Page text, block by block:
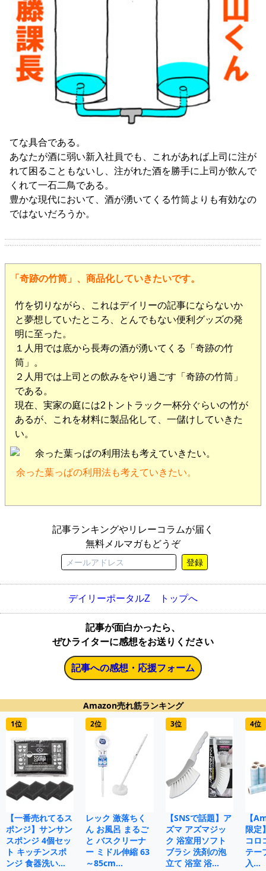
てな具合である。
あなたが酒に弱い新入社員でも、これがあれば上司に注が
れて困ることもないし、注がれた酒を勝手に上司が飲んで
くれて一石二鳥である。
豊かな現代において、酒が湧いてくる竹筒よりも有効なの
ではないだろうか。
「奇跡の竹筒」、商品化していきたいです。
竹を切りながら、これはデイリーの記事にならないか
と夢想していたところ、とんでもない便利グッズの発
明に至った。
１人用では底から長寿の酒が湧いてくる「奇跡の竹
筒」。
２人用では上司との飲みをやり過ごす「奇跡の竹筒」
である。
現在、実家の庭には2トントラック一杯分ぐらいの竹が
あるが、これを材料に製品化して、一儲けしていきた
い。
余った葉っぱの利用法も考えていきたい。
記事ランキングやリレーコラムが届く
無料メルマガもどうぞ
登録
デイリーポータルZ トップへ
記事が面白かったら、
ぜひライターに感想をお送りください
記事への感想・応援フォーム
Amazon売れ筋ランキング
1位
【一番売れてるス
ポンジ】サンサン
スポンジ 4個セッ
ト キッチンスポ
ンジ 食器洗い…
2位
レック 激落ちく
ん お風呂 まるご
と バスクリーナ
ー ミドル伸縮 63
～85cm…
3位
【SNSで話題】ア
ズマ アズマジッ
ク 浴室用ソフト
ブラシ 洗剤の泡
立て 浴室 浴…
4位
【
限定
コロ
テー
入…